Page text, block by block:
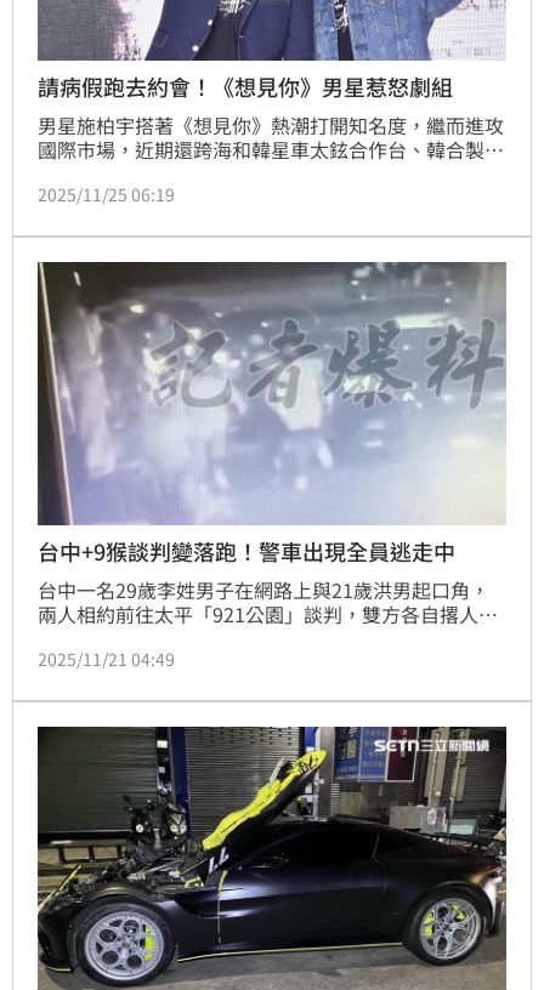
請病假跑去約會！《想見你》男星惹怒劇組
男星施柏宇搭著《想見你》熱潮打開知名度，繼而進攻
國際市場，近期還跨海和韓星車太鉉合作台、韓合製影
戲拍到一半消失、藉口養傷卻跑去和女友約會的落跑事
2025/11/25 06:19
台中+9猴談判變落跑！警車出現全員逃走中
台中一名29歲李姓男子在網路上與21歲洪男起口角，
兩人相約前往太平「921公園」談判，雙方各自撂人到
邏警車關注。一行人原本氣勢洶洶，結果看到警車出
禁。
2025/11/21 04:49